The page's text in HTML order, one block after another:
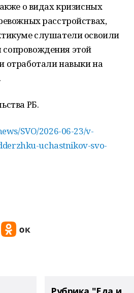
о видах кризисных
расстройствах,
слушатели освоили
этой
отработали навыки на
РБ.
SVO/2026-06-23/v-
uchastnikov-svo-